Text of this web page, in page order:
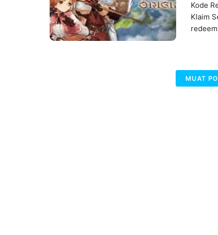
Kode
Klaim
MUAT